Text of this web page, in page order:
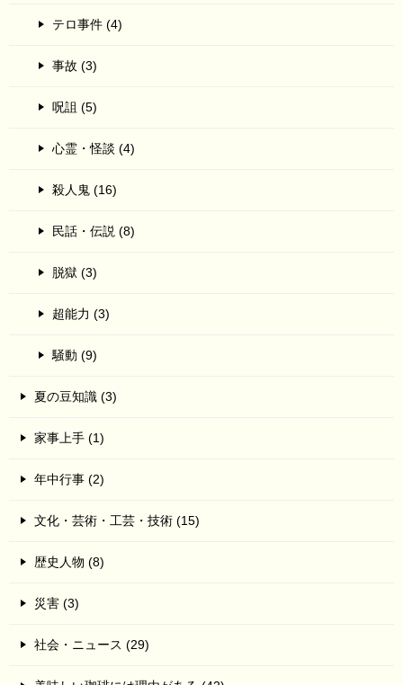
テロ事件 (4)
事故 (3)
呪詛 (5)
心霊・怪談 (4)
殺人鬼 (16)
民話・伝説 (8)
脱獄 (3)
超能力 (3)
騒動 (9)
夏の豆知識 (3)
家事上手 (1)
年中行事 (2)
文化・芸術・工芸・技術 (15)
歴史人物 (8)
災害 (3)
社会・ニュース (29)